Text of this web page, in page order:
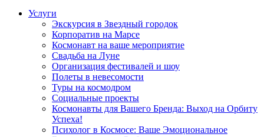
Услуги
Экскурсия в Звездный городок
Корпоратив на Марсе
Космонавт на ваше мероприятие
Свадьба на Луне
Организация фестивалей и шоу
Полеты в невесомости
Туры на космодром
Социальные проекты
Космонавты для Вашего Бренда: Выход на Орбиту
Успеха!
Психолог в Космосе: Ваше Эмоциональное